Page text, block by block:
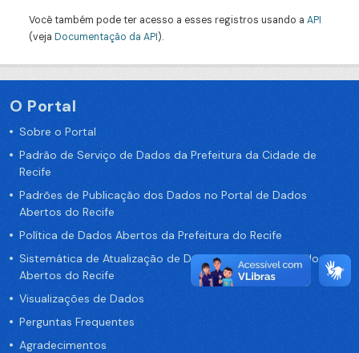
Você também pode ter acesso a esses registros usando a API
(veja Documentação da API).
O Portal
Sobre o Portal
Padrão de Serviço de Dados da Prefeitura da Cidade de
Recife
Padrões de Publicação dos Dados no Portal de Dados
Abertos do Recife
Política de Dados Abertos da Prefeitura do Recife
Sistemática de Atualização de Dados do Portal de Dados
Abertos do Recife
Visualizações de Dados
Perguntas Frequentes
Agradecimentos